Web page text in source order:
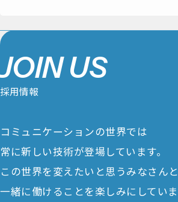
JOIN US
採用情報
コミュニケーションの世界では
常に新しい技術が登場しています。
この世界を変えたいと思うみなさんと
一緒に働けることを楽しみにしていま